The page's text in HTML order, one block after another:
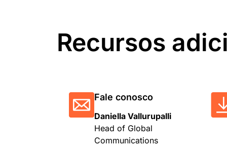
Recursos
Fale conosco
Daniella Vallurupalli
Head of Global
Communications